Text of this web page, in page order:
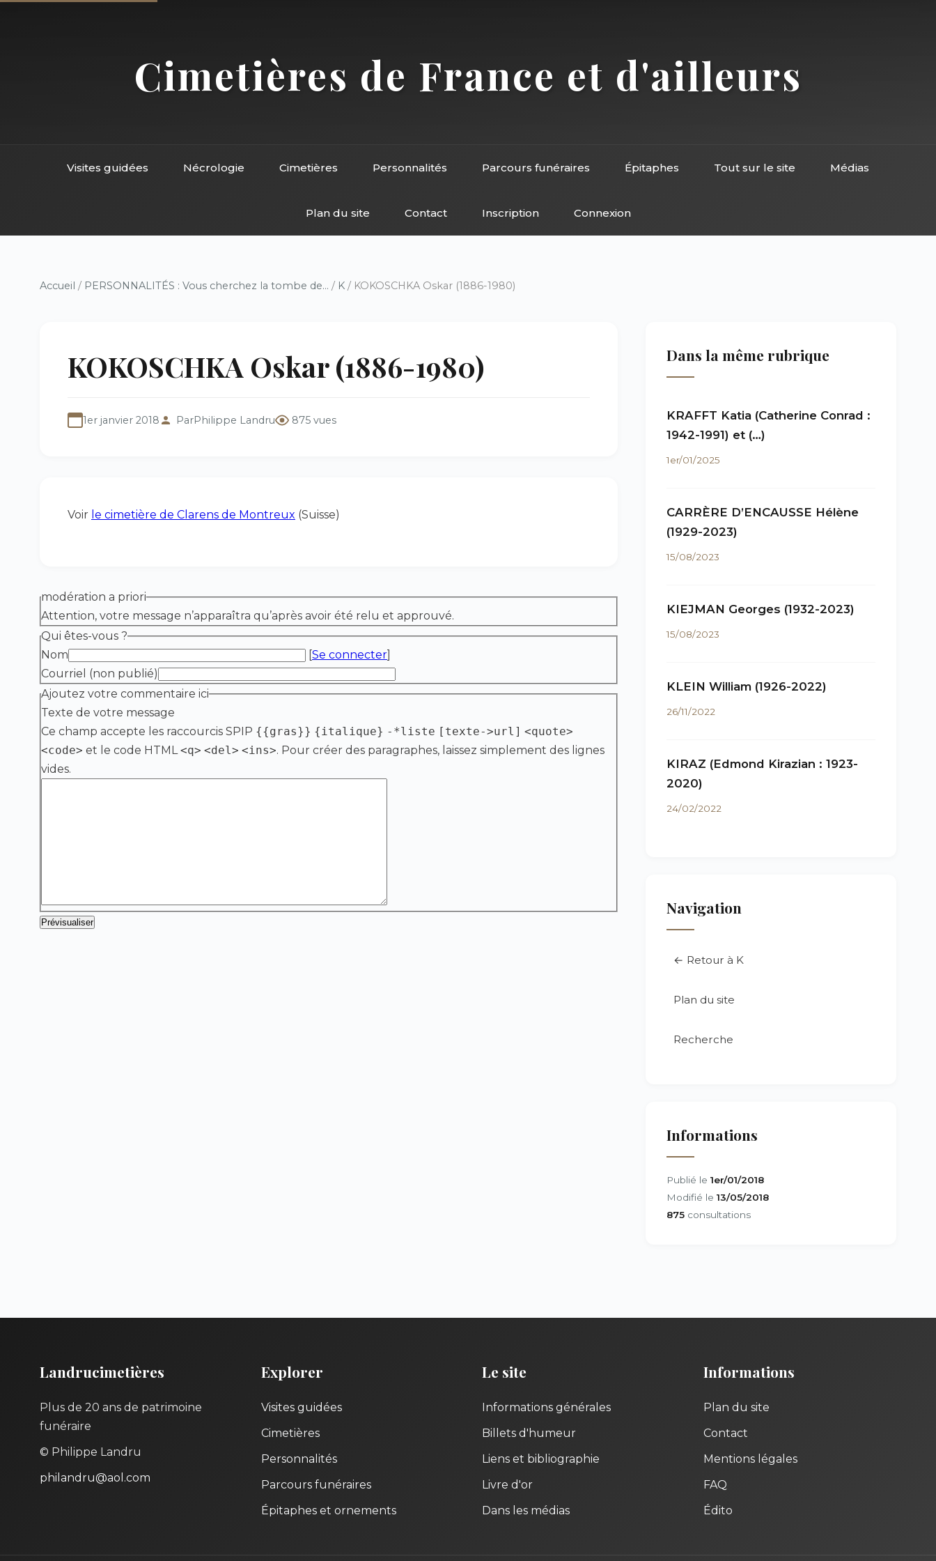
Cimetières de France et d'ailleurs
Visites guidées Nécrologie Cimetières Personnalités Parcours funéraires Épitaphes Tout sur le site Médias
Plan du site Contact Inscription Connexion
Accueil / PERSONNALITÉS : Vous cherchez la tombe de... / K / KOKOSCHKA Oskar (1886-1980)
KOKOSCHKA Oskar (1886-1980)
1er janvier 2018 ParPhilippe Landru 875 vues
Voir le cimetière de Clarens de Montreux (Suisse)
modération a priori
Attention, votre message n’apparaîtra qu’après avoir été relu et approuvé.
Qui êtes-vous ?
Nom
[Se connecter]
Courriel (non publié)
Ajoutez votre commentaire ici
Texte de votre message
Ce champ accepte les raccourcis SPIP {{gras}} {italique} -*liste [texte->url] <quote>
<code> et le code HTML<q> <del> <ins>. Pour créer des paragraphes, laissez simplement des lignes
vides.
Dans la même rubrique
KRAFFT Katia (Catherine Conrad :
1942-1991) et (…)
1er/01/2025
CARRÈRE D’ENCAUSSE Hélène
(1929-2023)
15/08/2023
KIEJMAN Georges (1932-2023)
15/08/2023
KLEIN William (1926-2022)
26/11/2022
KIRAZ (Edmond Kirazian : 1923-
2020)
24/02/2022
Navigation
← Retour à K
Plan du site
Recherche
Informations
Publié le 1er/01/2018
Modifié le 13/05/2018
875 consultations
Landrucimetières
Plus de 20 ans de patrimoine
funéraire
© Philippe Landru
philandru@aol.com
Explorer
Visites guidées
Cimetières
Personnalités
Parcours funéraires
Épitaphes et ornements
Le site
Informations générales
Billets d'humeur
Liens et bibliographie
Livre d'or
Dans les médias
Informations
Plan du site
Contact
Mentions légales
FAQ
Édito